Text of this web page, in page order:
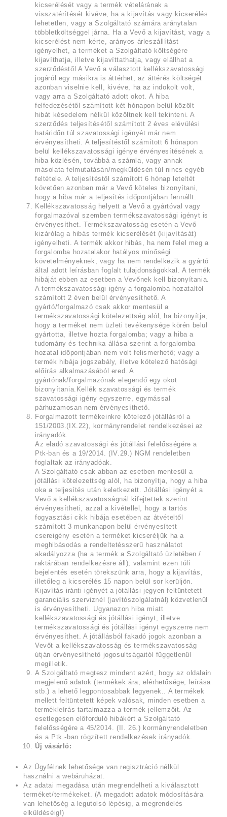
kicserélését vagy a termék vételárának a
visszatérítését kivéve, ha a kijavítás vagy kicserélés
lehetetlen, vagy a Szolgáltató számára aránytalan
többletköltséggel járna. Ha a Vevő a kijavítást, vagy a
kicserélést nem kérte, arányos árleszállítást
igényelhet, a terméket a Szolgáltató költségére
kijavíthatja, illetve kijavíttathatja, vagy elállhat a
szerződéstől A Vevő a választott kellékszavatossági
jogáról egy másikra is áttérhet, az áttérés költségét
azonban viselnie kell, kivéve, ha az indokolt volt,
vagy arra a Szolgáltató adott okot. A hiba
felfedezésétől számított két hónapon belül közölt
hibát késedelem nélkül közöltnek kell tekinteni. A
szerződés teljesítésétől számított 2 éves elévülési
határidőn túl szavatossági igényét már nem
érvényesítheti. A teljesítéstől számított 6 hónapon
belül kellékszavatossági igénye érvényesítésének a
hiba közlésén, továbbá a számla, vagy annak
másolata felmutatásán/megküldésén túl nincs egyéb
feltétele. A teljesítéstől számított 6 hónap leteltét
követően azonban már a Vevő köteles bizonyítani,
hogy a hiba már a teljesítés időpontjában fennállt.
Kellékszavatosság helyett a Vevő a gyártóval vagy
forgalmazóval szemben termékszavatossági igényt is
érvényesíthet. Termékszavatosság esetén a Vevő
kizárólag a hibás termék kicserélését (kijavítását)
igényelheti. A termék akkor hibás, ha nem felel meg a
forgalomba hozatalakor hatályos minőségi
követelményeknek, vagy ha nem rendelkezik a gyártó
által adott leírásban foglalt tulajdonságokkal. A termék
hibáját ebben az esetben a Vevőnek kell bizonyítania.
A termékszavatossági igény a forgalomba hozataltól
számított 2 éven belül érvényesíthető. A
gyártó/forgalmazó csak akkor mentesül a
termékszavatossági kötelezettség alól, ha bizonyítja,
hogy a terméket nem üzleti tevékenysége körén belül
gyártotta, illetve hozta forgalomba; vagy a hiba a
tudomány és technika állása szerint a forgalomba
hozatal időpontjában nem volt felismerhető; vagy a
termék hibája jogszabály, illetve kötelező hatósági
előírás alkalmazásából ered. A
gyártónak/forgalmazónak elegendő egy okot
bizonyítania.Kellék szavatossági és termék
szavatossági igény egyszerre, egymással
párhuzamosan nem érvényesíthető.
Forgalmazott termékeinkre kötelező jótállásról a
151/2003.(IX.22), kormányrendelet rendelkezései az
irányadók.
Az eladó szavatossági és jótállási felelősségére a
Ptk-ban és a 19/2014. (IV.29.) NGM rendeletben
foglaltak az irányadóak.
A Szolgáltató csak abban az esetben mentesül a
jótállási kötelezettség alól, ha bizonyítja, hogy a hiba
oka a teljesítés után keletkezett. Jótállási igényét a
Vevő a kellékszavatosságnál kifejtettek szerint
érvényesítheti, azzal a kivétellel, hogy a tartós
fogyasztási cikk hibája esetében az átvételtől
számított 3 munkanapon belül érvényesített
csereigény esetén a terméket kicseréljük ha a
meghibásodás a rendeltetésszerű használatot
akadályozza (ha a termék a Szolgáltató üzletében /
raktárában rendelkezésre áll), valamint ezen túli
bejelentés esetén törekszünk arra, hogy a kijavítás,
illetőleg a kicserélés 15 napon belül sor kerüljön.
Kijavítás iránti igényét a jótállási jegyen feltüntetett
garanciális szerviznél (javítószolgálatnál) közvetlenül
is érvényesítheti. Ugyanazon hiba miatt
kellékszavatossági és jótállási igényt, illetve
termékszavatossági és jótállási igényt egyszerre nem
érvényesíthet. A jótállásból fakadó jogok azonban a
Vevőt a kellékszavatosság és termékszavatosság
útján érvényesíthető jogosultságaitól függetlenül
megilletik.
A Szolgáltató megtesz mindent azért, hogy az oldalain
megjelenő adatok (termékek ára, elérhetősége, leírása
stb.) a lehető legpontosabbak legyenek.. A termékek
mellett feltüntetett képek valósak, minden esetben a
termékleírás tartalmazza a termék jellemzőit. Az
esetlegesen előforduló hibákért a Szolgáltató
felelősségére a 45/2014. (II. 26.) kormányrendeletben
és a Ptk.-ban rögzített rendelkezések irányadók.
Új vásárló:
Az Ügyfélnek lehetősége van regisztráció nélkül
használni a webáruházat.
Az adatai megadása után megrendelheti a kiválasztott
terméket/termékeket. (A megadott adatok módosítására
van lehetőség a legutolsó lépésig, a megrendelés
elküldéséig!)